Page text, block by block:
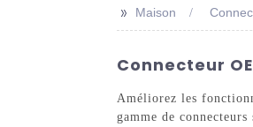
>> Maison
Connecteur
Améliorez les
gamme de